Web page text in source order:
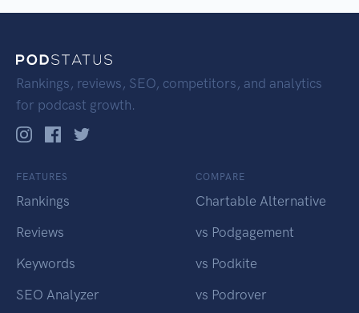
Rankings, reviews, SEO, competitors, and analytics
for podcast growth.
FEATURES
Rankings
Reviews
Keywords
SEO Analyzer
COMPARE
Chartable Alternative
vs Podgagement
vs Podkite
vs Podrover